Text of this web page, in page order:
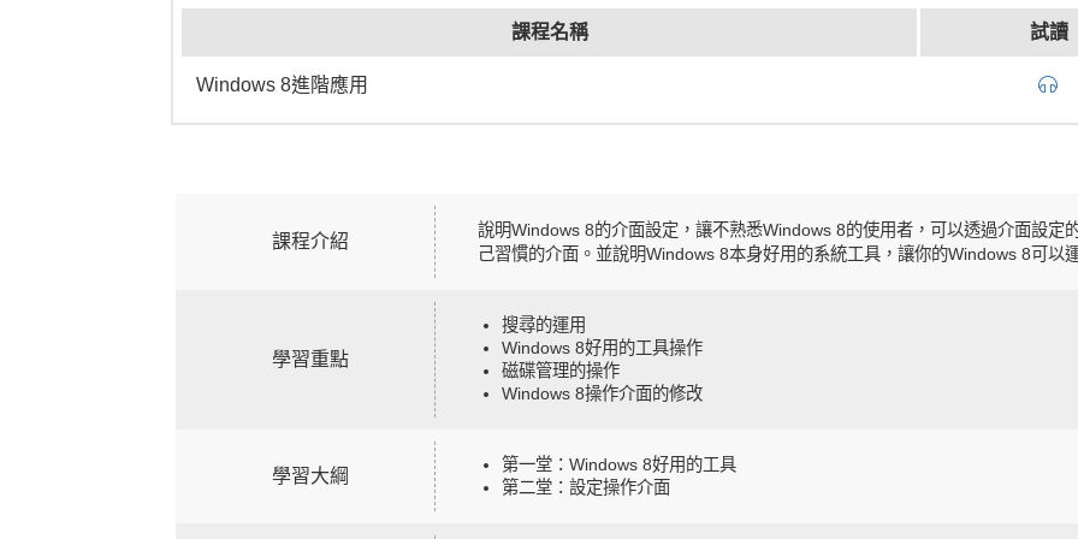
課程名稱 試讀
Windows 8進階應用
課程介紹
說明Windows 8的介面設定，讓不熟悉Windows 8的使用者，可以透過介面設定
己習慣的介面。並說明Windows 8本身好用的系統工具，讓你的Windows 8可以
學習重點
搜尋的運用
Windows 8好用的工具操作
磁碟管理的操作
Windows 8操作介面的修改
學習大綱
第一堂：Windows 8好用的工具
第二堂：設定操作介面